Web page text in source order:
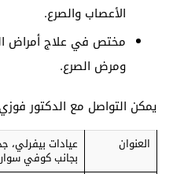
الأعصاب والصرع.
مختص في علاج أمراض
ومرض الصرع.
يمكن التواصل مع الدكتور
العنوان عيادات بيفرلي،
بجانب كوفي